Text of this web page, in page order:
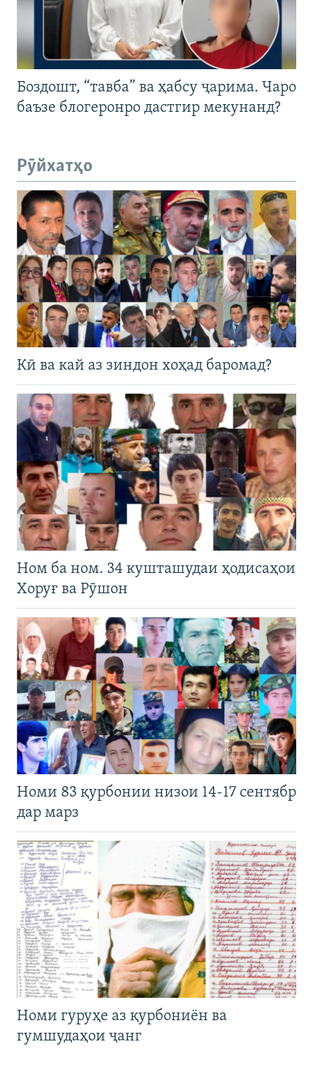
Боздошт, “тавба” ва ҳабсу ҷарима. Чаро
баъзе блогеронро дастгир мекунанд?
Рӯйхатҳо
Кӣ ва кай аз зиндон хоҳад баромад?
Ном ба ном. 34 кушташудаи ҳодисаҳои
Хоруғ ва Рӯшон
Номи 83 қурбонии низои 14-17 сентябр
дар марз
Номи гуруҳе аз қурбониён ва
гумшудаҳои ҷанг